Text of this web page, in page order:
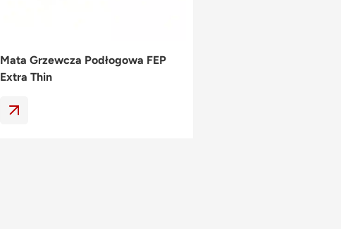
Mata Grzewcza Podłogowa FEP
Extra Thin